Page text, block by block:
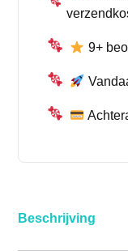
9+
Beschrijving